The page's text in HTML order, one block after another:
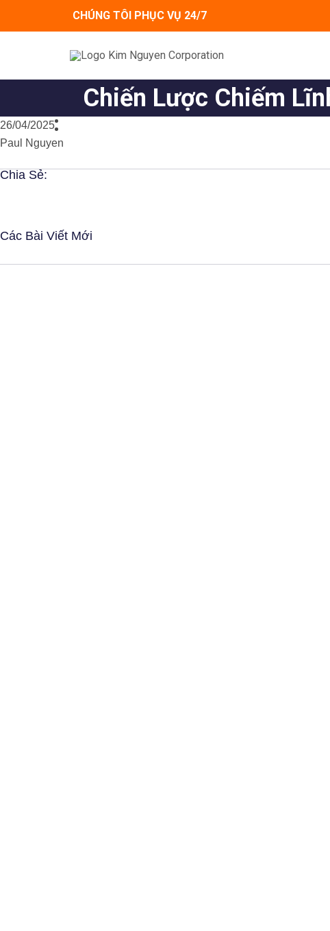
CHÚNG TÔI PHỤC VỤ 24/7
Chiến Lược Chiếm
26/04/2025
Paul Nguyen
Chia Sẻ:
Các Bài Viết Mới